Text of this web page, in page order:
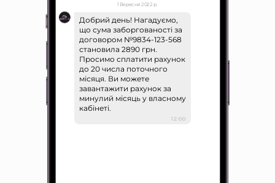
1 Вересня 2022 р.
Добрий день! Нагадуємо,
що сума заборгованості за
договором №9834-123-568
становила 2890 грн.
Просимо сплатити рахунок
до 20 числа поточного
місяця. Ви можете
завантажити рахунок за
минулий місяць у власному
кабінеті.
12:00